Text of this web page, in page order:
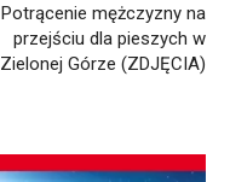
Potrącenie mężczyzny na
przejściu dla pieszych w
Zielonej Górze (ZDJĘCIA)